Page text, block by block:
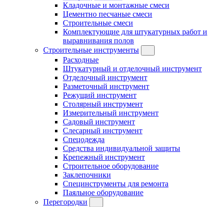
Кладочные и монтажные смеси
Цементно песчаные смеси
Строительные смеси
Комплектующие для штукатурных работ и
выравнивания полов
Строительные инструменты
Расходные
Штукатурный и отделочный инструмент
Отделочный инструмент
Разметочный инструмент
Режущий инструмент
Столярный инструмент
Измерительный инструмент
Садовый инструмент
Слесарный инструмент
Спецодежда
Средства индивидуальной защиты
Крепежный инструмент
Строительное оборудование
Заклепочники
Специнструменты для ремонта
Паяльное оборудование
Перегородки